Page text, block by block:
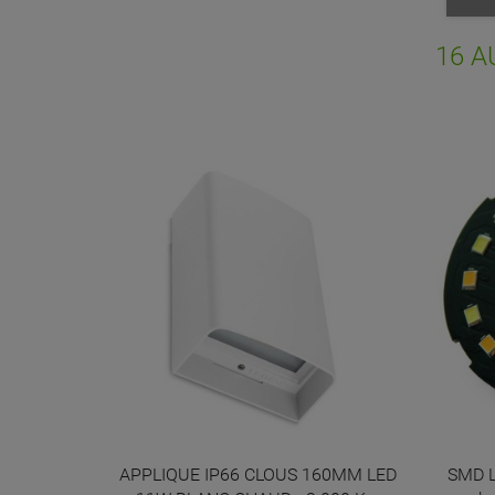
16
APPLIQUE IP66 CLOUS 160MM LED
SMD